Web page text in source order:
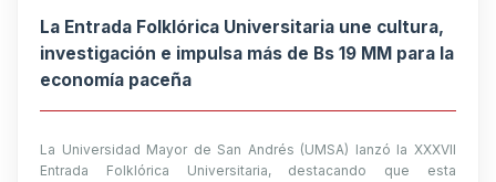
La Entrada Folklórica Universitaria une cultura,
investigación e impulsa más de Bs 19 MM para la
economía paceña
La Universidad Mayor de San Andrés (UMSA) lanzó la XXXVII
Entrada Folklórica Universitaria, destacando que esta